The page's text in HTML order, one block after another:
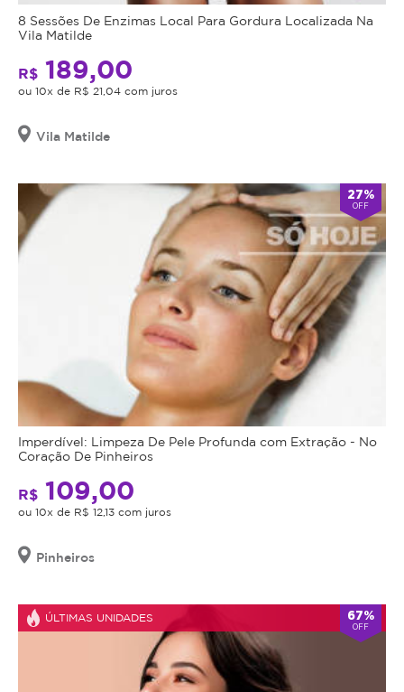
8 Sessões De Enzimas Local Para Gordura Localizada Na
Vila Matilde
R$ 189,00
ou 10x de R$ 21,04 com juros
Vila Matilde
27%
OFF
Imperdível: Limpeza De Pele Profunda com Extração - No
Coração De Pinheiros
R$ 109,00
ou 10x de R$ 12,13 com juros
Pinheiros
ÚLTIMAS UNIDADES 67%
OFF